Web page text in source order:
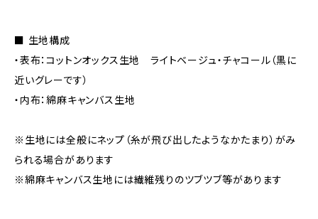
■ 生地構成
・表布：コットンオックス生地 ライトベージュ・チャコール（黒に
近いグレーです）
・内布：綿麻キャンバス生地
※生地には全般にネップ（糸が飛び出したようなかたまり）がみ
られる場合があります
※綿麻キャンバス生地には繊維残りのツブツブ等があります